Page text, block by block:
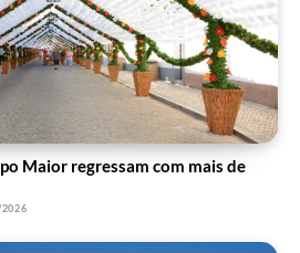
Maior regressam com mais de